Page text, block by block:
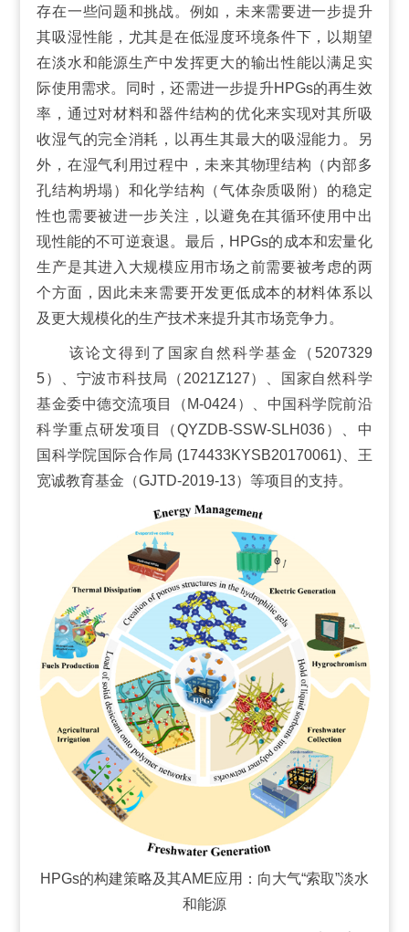
存在一些问题和挑战。例如，未来需要进一步提升
其吸湿性能，尤其是在低湿度环境条件下，以期望
在淡水和能源生产中发挥更大的输出性能以满足实
际使用需求。同时，还需进一步提升HPGs的再生效
率，通过对材料和器件结构的优化来实现对其所吸
收湿气的完全消耗，以再生其最大的吸湿能力。另
外，在湿气利用过程中，未来其物理结构（内部多
孔结构坍塌）和化学结构（气体杂质吸附）的稳定
性也需要被进一步关注，以避免在其循环使用中出
现性能的不可逆衰退。最后，HPGs的成本和宏量化
生产是其进入大规模应用市场之前需要被考虑的两
个方面，因此未来需要开发更低成本的材料体系以
及更大规模化的生产技术来提升其市场竞争力。
该论文得到了国家自然科学基金（5207329
5）、宁波市科技局（2021Z127）、国家自然科学
基金委中德交流项目（M-0424）、中国科学院前沿
科学重点研发项目（QYZDB-SSW-SLH036）、中
国科学院国际合作局 (174433KYSB20170061)、王
宽诚教育基金（GJTD-2019-13）等项目的支持。
HPGs的构建策略及其AME应用：向大气“索取”淡水
和能源